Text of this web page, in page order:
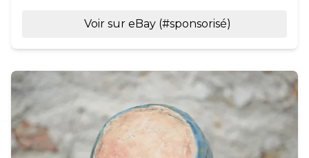
Voir sur eBay (#sponsorisé)